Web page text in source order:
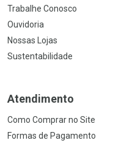
Trabalhe Conosco
Ouvidoria
Nossas Lojas
Sustentabilidade
Atendimento
Como Comprar no Site
Formas de Pagamento